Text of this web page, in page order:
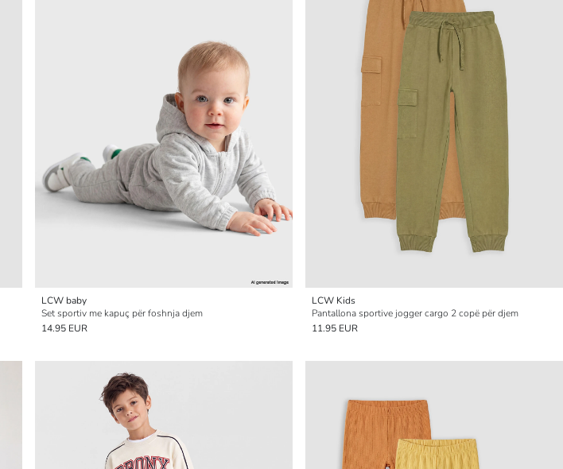
LCW baby
Set sportiv me kapuç për foshnja djem
14.95 EUR
LCW Kids
Pantallona sportive jogger cargo 2 copë për djem
11.95 EUR